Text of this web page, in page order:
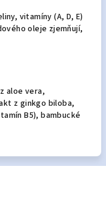
vitamíny (A, D, E)
oleje zjemňují,
aloe vera,
z ginkgo biloba,
B5), bambucké